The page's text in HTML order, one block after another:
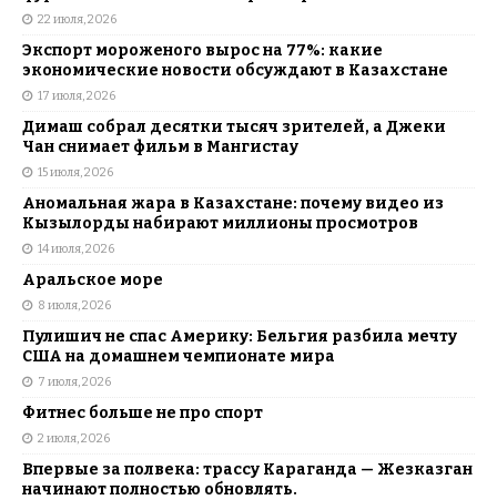
22 июля, 2026
Экспорт мороженого вырос на 77%: какие
экономические новости обсуждают в Казахстане
17 июля, 2026
Димаш собрал десятки тысяч зрителей, а Джеки
Чан снимает фильм в Мангистау
15 июля, 2026
Аномальная жара в Казахстане: почему видео из
Кызылорды набирают миллионы просмотров
14 июля, 2026
Аральское море
8 июля, 2026
Пулишич не спас Америку: Бельгия разбила мечту
США на домашнем чемпионате мира
7 июля, 2026
Фитнес больше не про спорт
2 июля, 2026
Впервые за полвека: трассу Караганда — Жезказган
начинают полностью обновлять.